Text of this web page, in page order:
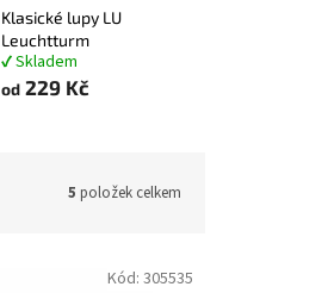
Klasické lupy LU
Leuchtturm
✔ Skladem
od229 Kč
5 položek celkem
Kód: 305535